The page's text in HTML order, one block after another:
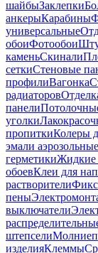
шайбыЗаклепки
анкерыКарабины
универсальные
обоиФотообои
каменьСкинали
сеткиСтеновые
профилиВагонка
радиаторов
панели
уголки
пропиткиКолеры
эмали аэрозольные
герметикиЖидкие
обоевКлеи для
растворители
пены
выключатели
штепсели
изделияКлеммы